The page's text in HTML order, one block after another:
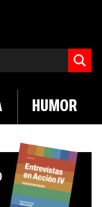
HUMOR
caída | Sin